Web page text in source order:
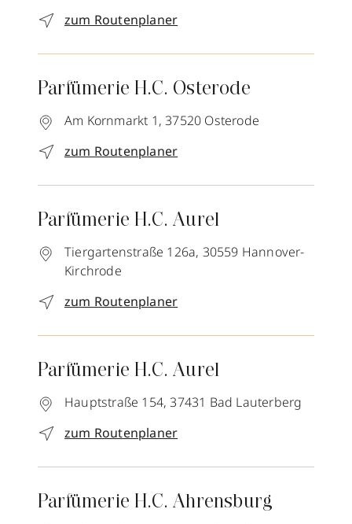
zum Routenplaner
Parfümerie H.C. Osterode
Am Kornmarkt 1, 37520 Osterode
zum Routenplaner
Parfümerie H.C. Aurel
Tiergartenstraße 126a, 30559 Hannover-
Kirchrode
zum Routenplaner
Parfümerie H.C. Aurel
Hauptstraße 154, 37431 Bad Lauterberg
zum Routenplaner
Parfümerie H.C. Ahrensburg